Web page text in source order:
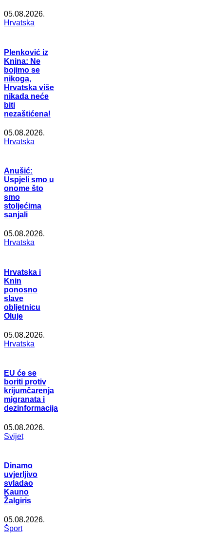
05.08.2026.
Hrvatska
Plenković iz
Knina: Ne
bojimo se
nikoga,
Hrvatska više
nikada neće
biti
nezaštićena!
05.08.2026.
Hrvatska
Anušić:
Uspjeli smo u
onome što
smo
stoljećima
sanjali
05.08.2026.
Hrvatska
Hrvatska i
Knin
ponosno
slave
obljetnicu
Oluje
05.08.2026.
Hrvatska
EU će se
boriti protiv
krijumčarenja
migranata i
dezinformacija
05.08.2026.
Svijet
Dinamo
uvjerljivo
svladao
Kauno
Žalgiris
05.08.2026.
Šport